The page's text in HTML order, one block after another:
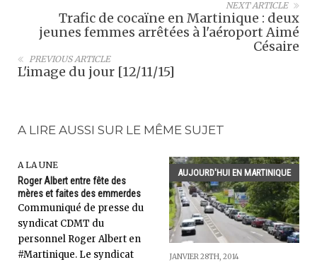
NEXT ARTICLE
Trafic de cocaïne en Martinique : deux
jeunes femmes arrêtées à l'aéroport Aimé
Césaire
PREVIOUS ARTICLE
L'image du jour [12/11/15]
A LIRE AUSSI SUR LE MÊME SUJET
A LA UNE
Roger Albert entre fête des
mères et faites des emmerdes
Communiqué de presse du
syndicat CDMT du
personnel Roger Albert en
#Martinique. Le syndicat
AUJOURD'HUI EN MARTINIQUE
JANVIER 28TH, 2014